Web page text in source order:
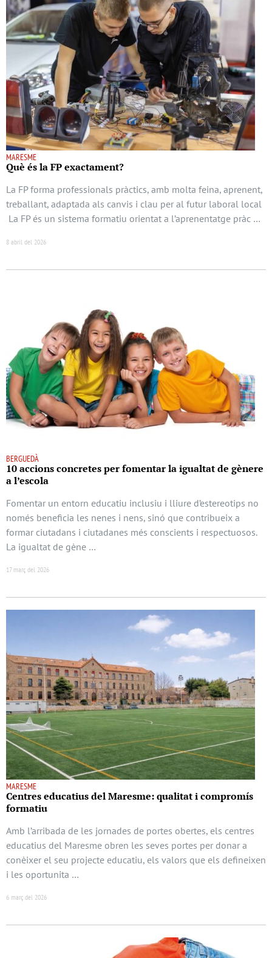
MARESME
Què és la FP exactament?
La FP forma professionals pràctics, amb molta feina, aprenent,
treballant, adaptada als canvis i clau per al futur laboral local
La FP és un sistema formatiu orientat a l’aprenentatge pràc …
8 abril del 2026
BERGUEDÀ
10 accions concretes per fomentar la igualtat de gènere
a l’escola
Fomentar un entorn educatiu inclusiu i lliure d’estereotips no
només beneficia les nenes i nens, sinó que contribueix a
formar ciutadans i ciutadanes més conscients i respectuosos.
La igualtat de gène …
17 març del 2026
MARESME
Centres educatius del Maresme: qualitat i compromís
formatiu
Amb l’arribada de les jornades de portes obertes, els centres
educatius del Maresme obren les seves portes per donar a
conèixer el seu projecte educatiu, els valors que els defineixen
i les oportunita …
6 març del 2026